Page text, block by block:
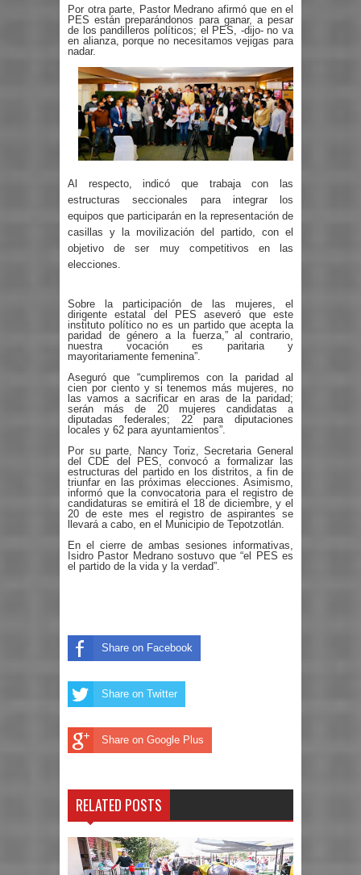
Por otra parte, Pastor Medrano afirmó que en el
PES están preparándonos para ganar, a pesar
de los pandilleros políticos; el PES, -dijo- no va
en alianza, porque no necesitamos vejigas para
nadar.
Al respecto, indicó que trabaja con las
estructuras seccionales para integrar los
equipos que participarán en la representación de
casillas y la movilización del partido, con el
objetivo de ser muy competitivos en las
elecciones.
Sobre la participación de las mujeres, el
dirigente estatal del PES aseveró que este
instituto político no es un partido que acepta la
paridad de género a la fuerza,” al contrario,
nuestra vocación es paritaria y
mayoritariamente femenina”.
Aseguró que “cumpliremos con la paridad al
cien por ciento y si tenemos más mujeres, no
las vamos a sacrificar en aras de la paridad;
serán más de 20 mujeres candidatas a
diputadas federales; 22 para diputaciones
locales y 62 para ayuntamientos”.
Por su parte, Nancy Toriz, Secretaria General
del CDE del PES, convocó a formalizar las
estructuras del partido en los distritos, a fin de
triunfar en las próximas elecciones. Asimismo,
informó que la convocatoria para el registro de
candidaturas se emitirá el 18 de diciembre, y el
20 de este mes el registro de aspirantes se
llevará a cabo, en el Municipio de Tepotzotlán.
En el cierre de ambas sesiones informativas,
Isidro Pastor Medrano sostuvo que “el PES es
el partido de la vida y la verdad”.
Share on Facebook
Share on Twitter
Share on Google Plus
RELATED POSTS